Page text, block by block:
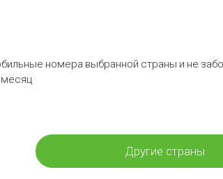
номера выбранной страны и не
месяц
Другие страны